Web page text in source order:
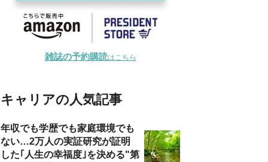
雑誌の予約購読はこちら
キャリアの人気記事
年収でも学歴でも家庭環境でも
ない…2万人の実証研究が証明
した｢人生の幸福度｣を決める"第